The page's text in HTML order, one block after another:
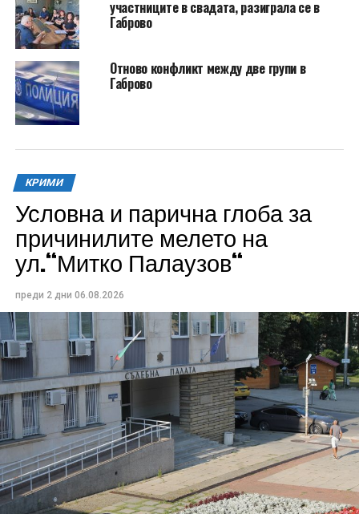
участниците в свадата, разиграла се в
Габрово
Отново конфликт между две групи в
Габрово
КРИМИ
Условна и парична глоба за
причинилите мелето на
ул.“Митко Палаузов“
преди 2 дни 06.08.2026